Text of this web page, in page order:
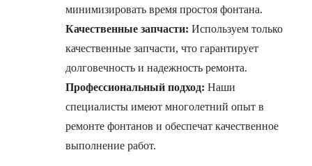
минимизировать время простоя фонтана.
Качественные запчасти: Используем только
качественные запчасти, что гарантирует
долговечность и надежность ремонта.
Профессиональный подход: Наши
специалисты имеют многолетний опыт в
ремонте фонтанов и обеспечат качественное
выполнение работ.